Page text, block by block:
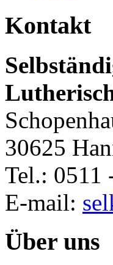
Kontakt
30625
Tel.: 0511
E-mail:
Über uns